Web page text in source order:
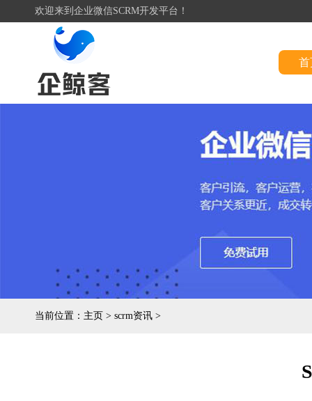
欢迎来到企业微信SCRM开发平台！
首
当前位置： 主页 > scrm资讯 >